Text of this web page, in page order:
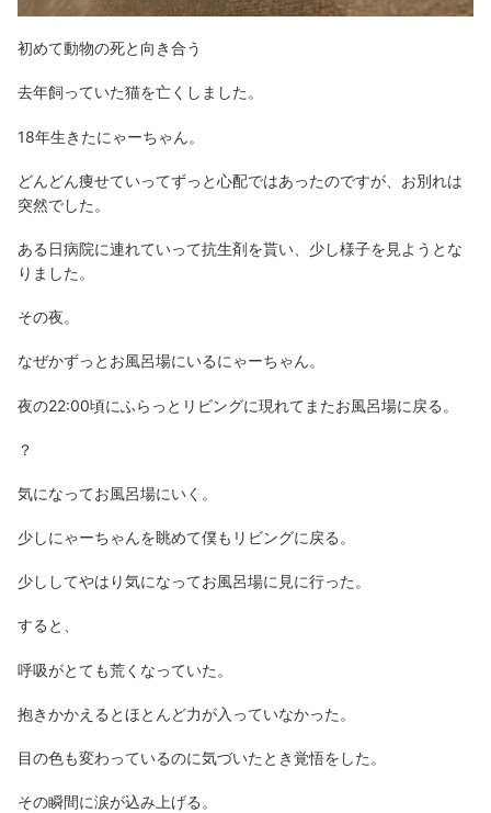
初めて動物の死と向き合う
去年飼っていた猫を亡くしました。
18年生きたにゃーちゃん。
どんどん痩せていってずっと心配ではあったのですが、お別れは
突然でした。
ある日病院に連れていって抗生剤を貰い、少し様子を見ようとな
りました。
その夜。
なぜかずっとお風呂場にいるにゃーちゃん。
夜の22:00頃にふらっとリビングに現れてまたお風呂場に戻る。
？
気になってお風呂場にいく。
少しにゃーちゃんを眺めて僕もリビングに戻る。
少ししてやはり気になってお風呂場に見に行った。
すると、
呼吸がとても荒くなっていた。
抱きかかえるとほとんど力が入っていなかった。
目の色も変わっているのに気づいたとき覚悟をした。
その瞬間に涙が込み上げる。